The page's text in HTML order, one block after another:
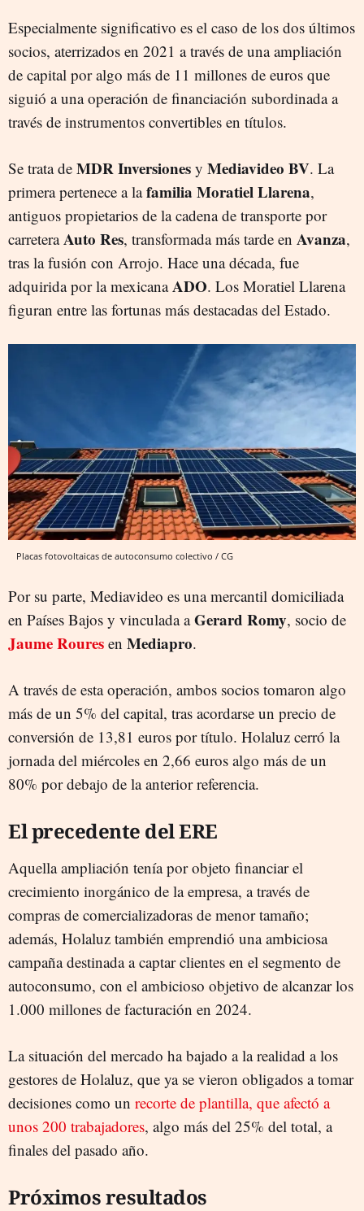
Especialmente significativo es el caso de los dos últimos
socios, aterrizados en 2021 a través de una ampliación
de capital por algo más de 11 millones de euros que
siguió a una operación de financiación subordinada a
través de instrumentos convertibles en títulos.
Se trata de MDR Inversiones y Mediavideo BV. La
primera pertenece a lafamilia Moratiel Llarena,
antiguos propietarios de la cadena de transporte por
carreteraAuto Res, transformada más tarde en Avanza,
tras la fusión con Arrojo. Hace una década, fue
adquirida por la mexicanaADO. Los Moratiel Llarena
figuran entre las fortunas más destacadas del Estado.
Placas fotovoltaicas de autoconsumo colectivo / CG
Por su parte, Mediavideo es una mercantil domiciliada
en Países Bajos y vinculada aGerard Romy, socio de
Jaume Roures en Mediapro.
A través de esta operación, ambos socios tomaron algo
más de un 5% del capital, tras acordarse un precio de
conversión de 13,81 euros por título. Holaluz cerró la
jornada del miércoles en 2,66 euros algo más de un
80% por debajo de la anterior referencia.
El precedente del ERE
Aquella ampliación tenía por objeto financiar el
crecimiento inorgánico de la empresa, a través de
compras de comercializadoras de menor tamaño;
además, Holaluz también emprendió una ambiciosa
campaña destinada a captar clientes en el segmento de
autoconsumo, con el ambicioso objetivo de alcanzar los
1.000 millones de facturación en 2024.
La situación del mercado ha bajado a la realidad a los
gestores de Holaluz, que ya se vieron obligados a tomar
decisiones como un recorte de plantilla, que afectó a
unos 200 trabajadores, algo más del 25% del total, a
finales del pasado año.
Próximos resultados